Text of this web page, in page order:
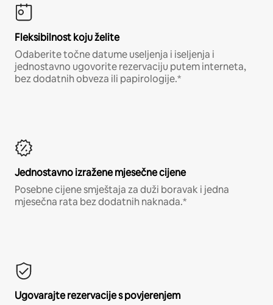
Fleksibilnost koju želite
Odaberite točne datume useljenja i iseljenja i
jednostavno ugovorite rezervaciju putem interneta,
bez dodatnih obveza ili papirologije.*
Jednostavno izražene mjesečne cijene
Posebne cijene smještaja za duži boravak i jedna
mjesečna rata bez dodatnih naknada.*
Ugovarajte rezervacije s povjerenjem